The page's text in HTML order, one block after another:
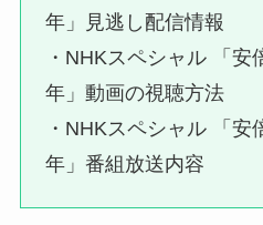
年」見逃し配信情報
・NHKスペシャル 「安
年」動画の視聴方法
・NHKスペシャル 「安
年」番組放送内容